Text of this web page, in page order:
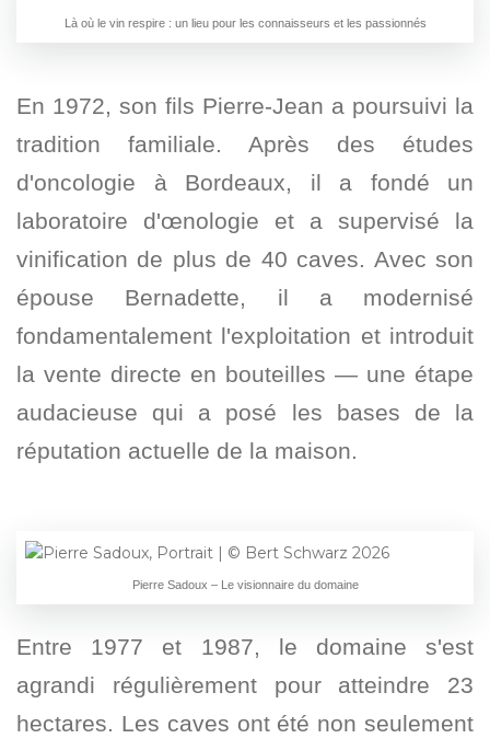
Là où le vin respire : un lieu pour les connaisseurs et les passionnés
En 1972, son fils Pierre-Jean a poursuivi la
tradition familiale. Après des études
d'oncologie à Bordeaux, il a fondé un
laboratoire d'œnologie et a supervisé la
vinification de plus de 40 caves. Avec son
épouse Bernadette, il a modernisé
fondamentalement l'exploitation et introduit
la vente directe en bouteilles — une étape
audacieuse qui a posé les bases de la
réputation actuelle de la maison.
Pierre Sadoux – Le visionnaire du domaine
Entre 1977 et 1987, le domaine s'est
agrandi régulièrement pour atteindre 23
hectares. Les caves ont été non seulement